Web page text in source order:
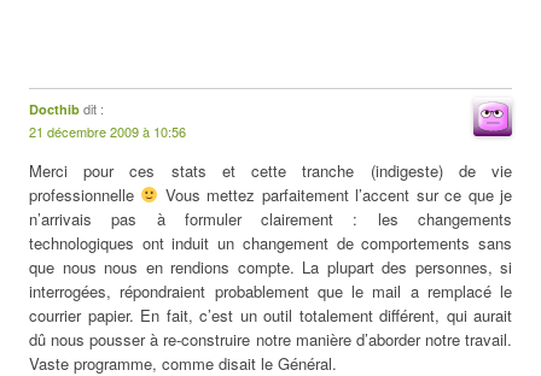
Docthib dit :
21 décembre 2009 à 10:56
Merci pour ces stats et cette tranche (indigeste) de vie
professionnelle
Vous mettez parfaitement l’accent sur ce que je
n’arrivais pas à formuler clairement : les changements
technologiques ont induit un changement de comportements sans
que nous nous en rendions compte. La plupart des personnes, si
interrogées, répondraient probablement que le mail a remplacé le
courrier papier. En fait, c’est un outil totalement différent, qui aurait
dû nous pousser à re-construire notre manière d’aborder notre travail.
Vaste programme, comme disait le Général.